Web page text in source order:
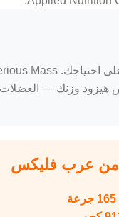
هيزود وزنك —
من عرب فليكس